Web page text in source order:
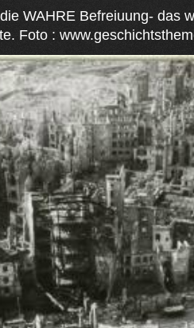
WAHRE Befreiuung- das
Foto :